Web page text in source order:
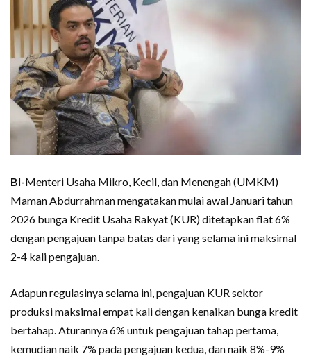
BI-Menteri Usaha Mikro, Kecil, dan Menengah (UMKM)
Maman Abdurrahman mengatakan mulai awal Januari tahun
2026 bunga Kredit Usaha Rakyat (KUR) ditetapkan flat 6%
dengan pengajuan tanpa batas dari yang selama ini maksimal
2-4 kali pengajuan.
Adapun regulasinya selama ini, pengajuan KUR sektor
produksi maksimal empat kali dengan kenaikan bunga kredit
bertahap. Aturannya 6% untuk pengajuan tahap pertama,
kemudian naik 7% pada pengajuan kedua, dan naik 8%-9%